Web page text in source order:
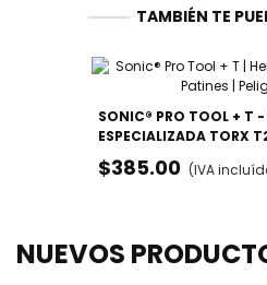
TAMBIÉN TE
SONIC® PRO TOOL + T
ESPECIALIZADA TORX
$385.00 (IVA
NUEVOS